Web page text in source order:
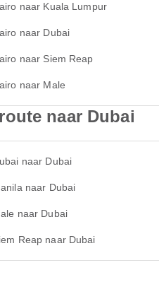
naar Kuala Lumpur
naar Dubai
naar Siem Reap
naar Male
naar Dubai
naar Dubai
naar Dubai
naar Dubai
Reap naar Dubai